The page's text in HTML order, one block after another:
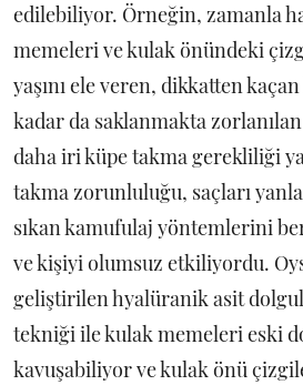
edilebiliyor. Örneğin, zamanla
memeleri ve kulak önündeki
yaşını ele veren, dikkatten
kadar da saklanmakta
daha iri küpe takma gerekliliği
takma zorunluluğu, saçları
sıkan kamufulaj yöntemlerini
ve kişiyi olumsuz etkiliyordu.
geliştirilen hyalüranik asit
tekniği ile kulak memeleri eski
kavuşabiliyor ve kulak önü